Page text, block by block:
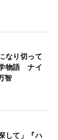
なり切って
物語 ナイ
智
して」『ハ